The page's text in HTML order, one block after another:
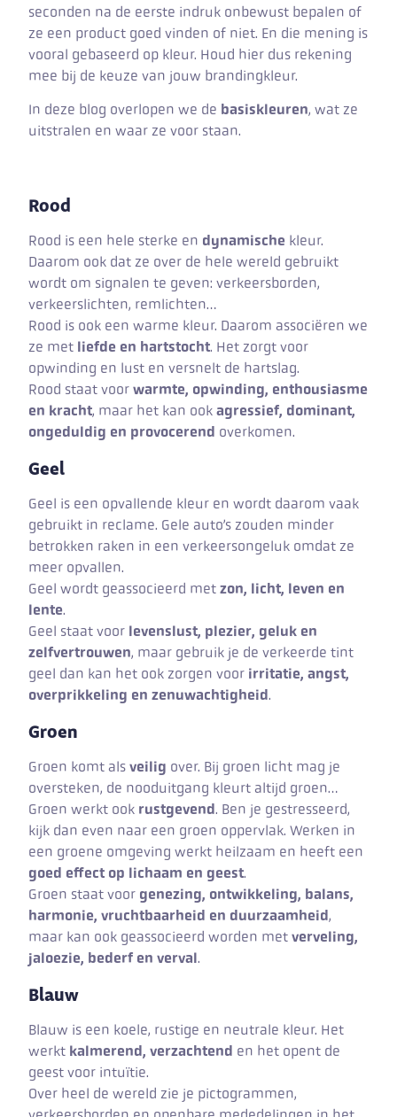
seconden na de eerste indruk onbewust bepalen of
ze een product goed vinden of niet. En die mening is
vooral gebaseerd op kleur. Houd hier dus rekening
mee bij de keuze van jouw brandingkleur.
In deze blog overlopen we de basiskleuren, wat ze
uitstralen en waar ze voor staan.
Rood
Rood is een hele sterke en dynamische kleur.
Daarom ook dat ze over de hele wereld gebruikt
wordt om signalen te geven: verkeersborden,
verkeerslichten, remlichten…
Rood is ook een warme kleur. Daarom associëren we
ze met liefde en hartstocht. Het zorgt voor
opwinding en lust en versnelt de hartslag.
Rood staat voorwarmte, opwinding, enthousiasme
en kracht, maar het kan ookagressief, dominant,
ongeduldig en provocerend overkomen.
Geel
Geel is een opvallende kleur en wordt daarom vaak
gebruikt in reclame. Gele auto’s zouden minder
betrokken raken in een verkeersongeluk omdat ze
meer opvallen.
Geel wordt geassocieerd metzon, licht, leven en
lente.
Geel staat voor levenslust, plezier, geluk en
zelfvertrouwen, maar gebruik je de verkeerde tint
geel dan kan het ook zorgen voor irritatie, angst,
overprikkeling en zenuwachtigheid.
Groen
Groen komt alsveilig over. Bij groen licht mag je
oversteken, de nooduitgang kleurt altijd groen…
Groen werkt ook rustgevend. Ben je gestresseerd,
kijk dan even naar een groen oppervlak. Werken in
een groene omgeving werkt heilzaam en heeft een
goed effect op lichaam en geest.
Groen staat voor genezing, ontwikkeling, balans,
harmonie, vruchtbaarheid en duurzaamheid,
maar kan ook geassocieerd worden metverveling,
jaloezie, bederf en verval.
Blauw
Blauw is een koele, rustige en neutrale kleur. Het
werkt kalmerend, verzachtend en het opent de
geest voor intuïtie.
Over heel de wereld zie je pictogrammen,